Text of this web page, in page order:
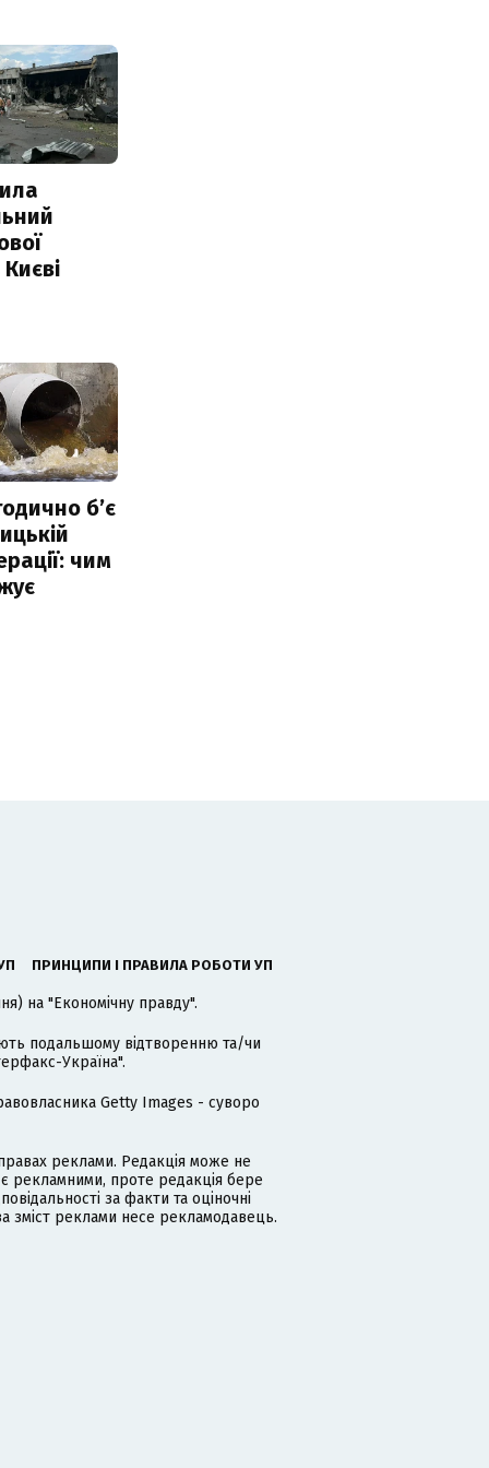
б’є
чим
ПРИНЦИПИ І ПРАВИЛА РОБОТИ УП
на "Економічну правду".
подальшому відтворенню та/чи
Україна".
Getty Images - суворо
реклами. Редакція може не
рекламними, проте редакція бере
за факти та оціночні
зміст реклами несе рекламодавець.